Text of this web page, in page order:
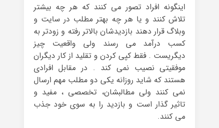
اینگونه افراد تصور می کنند که هر چه بیشتر
تلاش کنند و یا هر چه بهتر مطلب در سایت و
وبلاگ قرار دهند بازدیدشان بالاتر رفته و زودتر به
کسب درآمد می رسند ولی واقعیت چیز
دیگریست . فقط کپی کردن و تقلید از کار دیگران
موفقیتی نصیب نمی کند . در مقابل افرادی
هستند که شاید روزانه یکی دو مطلب مهم ارسال
نمی کنند ولی مطالبشان، تخصصی ، مفید و
تاثیر گذار است و بازدید را به سوی خود جذب
می کنند.